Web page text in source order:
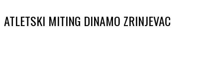
ATLETSKI MITING DINAMO ZRINJEVAC